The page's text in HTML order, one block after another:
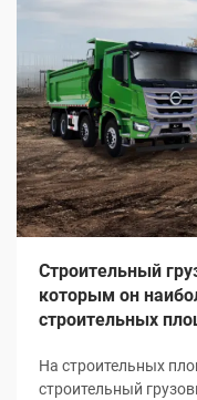
Строительный
которым он
строительных
На строительных
строительный